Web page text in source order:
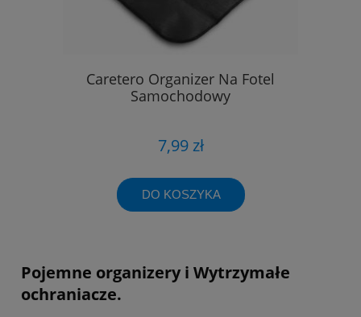
Caretero Organizer Na Fotel
Samochodowy
7,99 zł
DO KOSZYKA
Pojemne organizery i Wytrzymałe
ochraniacze.